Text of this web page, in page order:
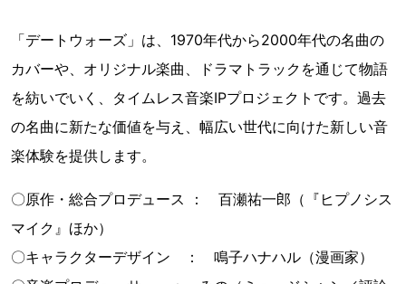
「デートウォーズ」は、1970年代から2000年代の名曲の
カバーや、オリジナル楽曲、ドラマトラックを通じて物語
を紡いでいく、タイムレス音楽IPプロジェクトです。過去
の名曲に新たな価値を与え、幅広い世代に向けた新しい音
楽体験を提供します。
〇原作・総合プロデュース ： 百瀬祐一郎（『ヒプノシス
マイク』ほか）
〇キャラクターデザイン ： 鳴子ハナハル（漫画家）